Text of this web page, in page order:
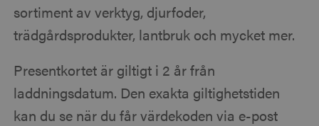
sortiment av verktyg, djurfoder,
trädgårdsprodukter, lantbruk och mycket mer.
Presentkortet är giltigt i 2 år från
laddningsdatum. Den exakta giltighetstiden
kan du se när du får värdekoden via e-post